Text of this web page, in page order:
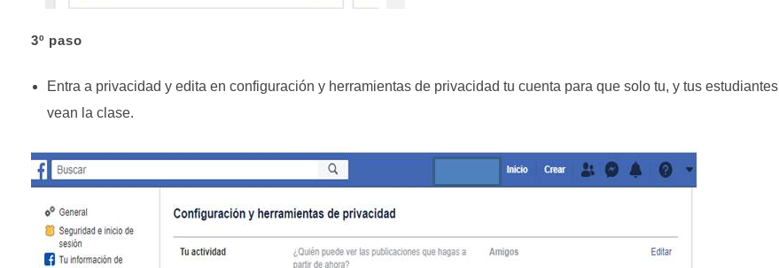
3º paso
Entra a privacidad y edita en configuración y herramientas de privacidad tu cuenta para que solo tu, y tus estudiantes
vean la clase.